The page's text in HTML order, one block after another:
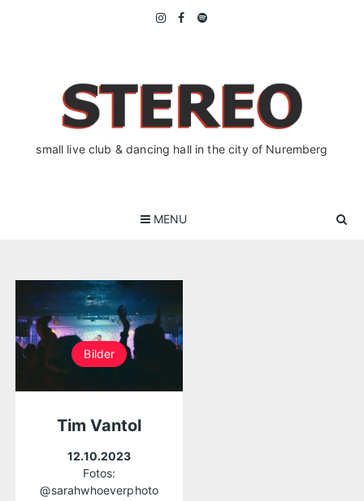
small live club & dancing hall in the city of Nuremberg
MENU
Bilder
Tim Vantol
12.10.2023
Fotos:
@sarahwhoeverphoto